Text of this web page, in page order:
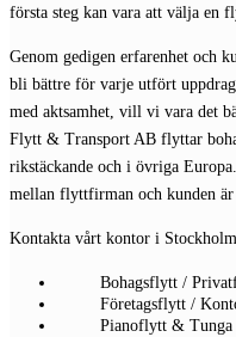
första steg kan vara att välja en
Genom gedigen erfarenhet och
bli bättre för varje utfört
med aktsamhet, vill vi vara det
Flytt & Transport AB flyttar
rikstäckande och i övriga
mellan flyttfirman och kunden
Kontakta vårt kontor i
Bohagsflytt /
Företagsflytt /
Pianoflytt &